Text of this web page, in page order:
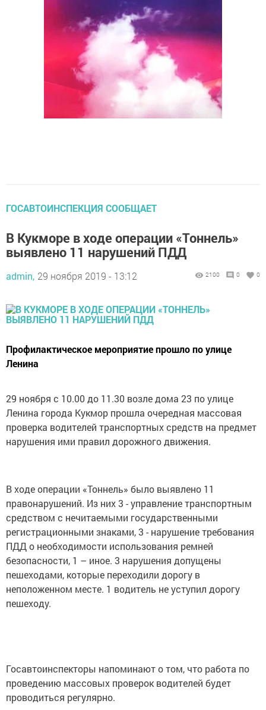
ГОСАВТОИНСПЕКЦИЯ СООБЩАЕТ
В Кукморе в ходе операции «Тоннель»
выявлено 11 нарушений ПДД
admin, 29 ноября 2019 - 13:12 2100 0 0
Профилактическое мероприятие прошло по улице
Ленина
29 ноября с 10.00 до 11.30 возле дома 23 по улице
Ленина города Кукмор прошла очередная массовая
проверка водителей транспортных средств на предмет
нарушения ими правил дорожного движения.
В ходе операции «Тоннель» было выявлено 11
правонарушений. Из них 3 - управление транспортным
средством с нечитаемыми государственными
регистрационными знаками, 3 - нарушение требования
ПДД о необходимости использования ремней
безопасности, 1 – иное. 3 нарушения допущены
пешеходами, которые переходили дорогу в
неположенном месте. 1 водитель не уступил дорогу
пешеходу.
Госавтоинспекторы напоминают о том, что работа по
проведению массовых проверок водителей будет
проводиться регулярно.